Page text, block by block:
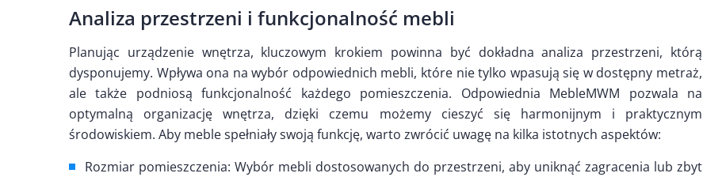
Analiza przestrzeni i funkcjonalność mebli
Planując urządzenie wnętrza, kluczowym krokiem powinna być dokładna analiza przestrzeni, którą
dysponujemy. Wpływa ona na wybór odpowiednich mebli, które nie tylko wpasują się w dostępny metraż,
ale także podniosą funkcjonalność każdego pomieszczenia. Odpowiednia MebleMWM pozwala na
optymalną organizację wnętrza, dzięki czemu możemy cieszyć się harmonijnym i praktycznym
środowiskiem. Aby meble spełniały swoją funkcję, warto zwrócić uwagę na kilka istotnych aspektów:
Rozmiar pomieszczenia: Wybór mebli dostosowanych do przestrzeni, aby uniknąć zagracenia lub zbyt